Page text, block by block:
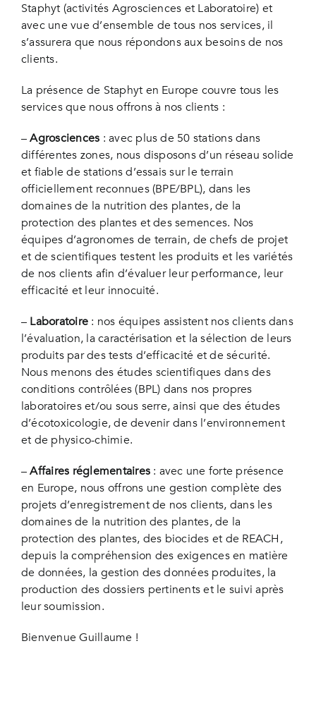
Staphyt (activités Agrosciences et Laboratoire) et
avec une vue d’ensemble de tous nos services, il
s’assurera que nous répondons aux besoins de nos
clients.
La présence de Staphyt en Europe couvre tous les
services que nous offrons à nos clients :
–Agrosciences : avec plus de 50 stations dans
différentes zones, nous disposons d’un réseau solide
et fiable de stations d’essais sur le terrain
officiellement reconnues (BPE/BPL), dans les
domaines de la nutrition des plantes, de la
protection des plantes et des semences. Nos
équipes d’agronomes de terrain, de chefs de projet
et de scientifiques testent les produits et les variétés
de nos clients afin d’évaluer leur performance, leur
efficacité et leur innocuité.
– Laboratoire : nos équipes assistent nos clients dans
l’évaluation, la caractérisation et la sélection de leurs
produits par des tests d’efficacité et de sécurité.
Nous menons des études scientifiques dans des
conditions contrôlées (BPL) dans nos propres
laboratoires et/ou sous serre, ainsi que des études
d’écotoxicologie, de devenir dans l’environnement
et de physico-chimie.
–Affaires réglementaires : avec une forte présence
en Europe, nous offrons une gestion complète des
projets d’enregistrement de nos clients, dans les
domaines de la nutrition des plantes, de la
protection des plantes, des biocides et de REACH,
depuis la compréhension des exigences en matière
de données, la gestion des données produites, la
production des dossiers pertinents et le suivi après
leur soumission.
Bienvenue Guillaume !